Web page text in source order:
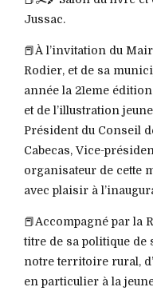
Jussac.
📕À l’invitation du
Rodier, et de sa
année la 21eme
et de l’illustration
Président du Conseil
Cabecas, Vice-
organisateur de cette
avec plaisir à
📕Accompagné par la
titre de sa politique de
notre territoire rural,
en particulier à la